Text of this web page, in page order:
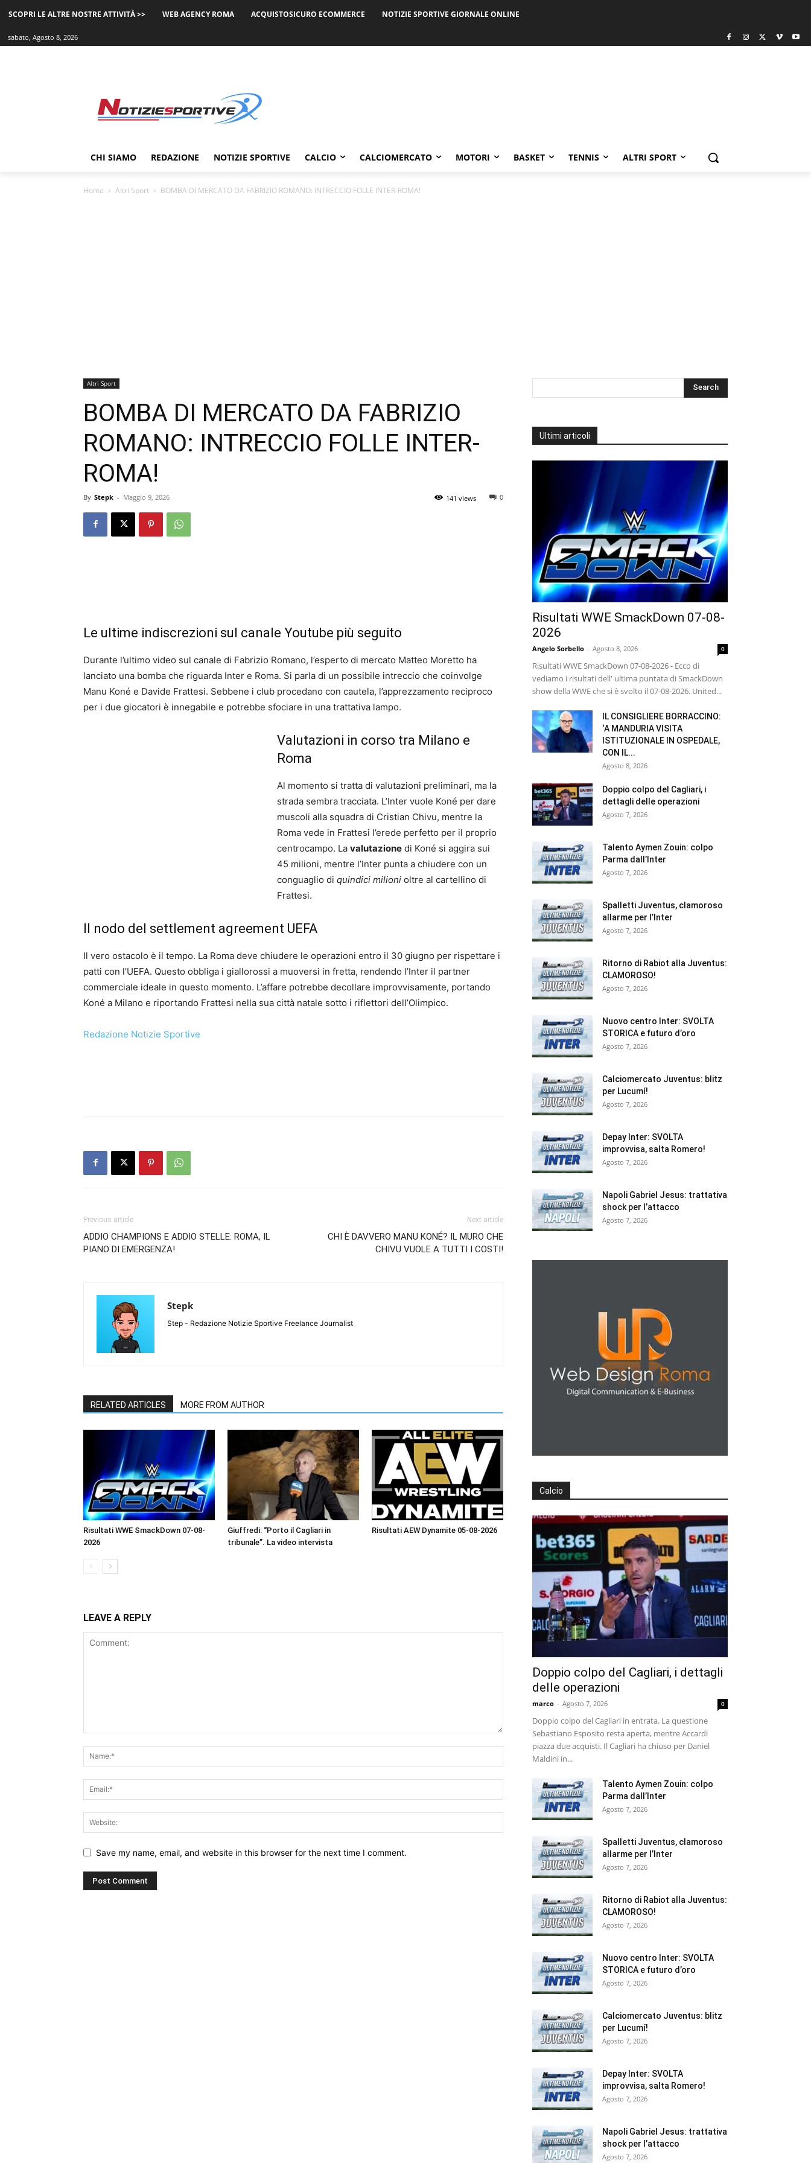
SCOPRI LE ALTRE NOSTRE ATTIVITÀ >> WEB AGENCY ROMA ACQUISTOSICURO ECOMMERCE NOTIZIE SPORTIVE GIORNALE ONLINE
sabato, Agosto 8, 2026
CHI SIAMO REDAZIONE NOTIZIE SPORTIVE CALCIO CALCIOMERCATO MOTORI BASKET TENNIS ALTRI SPORT
Home Altri Sport BOMBA DI MERCATO DA FABRIZIO ROMANO: INTRECCIO FOLLE INTER-ROMA!
Altri Sport
BOMBA DI MERCATO DA FABRIZIO
ROMANO: INTRECCIO FOLLE INTER-
ROMA!
By Stepk - Maggio 9, 2026 0
141 views
Le ultime indiscrezioni sul canale Youtube più seguito
Durante l’ultimo video sul canale di Fabrizio Romano, l’esperto di mercato Matteo Moretto ha
lanciato una bomba che riguarda Inter e Roma. Si parla di un possibile intreccio che coinvolge
Manu Koné e Davide Frattesi. Sebbene i club procedano con cautela, l’apprezzamento reciproco
per i due giocatori è innegabile e potrebbe sfociare in una trattativa lampo.
Valutazioni in corso tra Milano e
Roma
Al momento si tratta di valutazioni preliminari, ma la
strada sembra tracciata. L’Inter vuole Koné per dare
muscoli alla squadra di Cristian Chivu, mentre la
Roma vede in Frattesi l’erede perfetto per il proprio
centrocampo. La valutazione di Koné si aggira sui
45 milioni, mentre l’Inter punta a chiudere con un
conguaglio di quindici milioni oltre al cartellino di
Frattesi.
Il nodo del settlement agreement UEFA
Il vero ostacolo è il tempo. La Roma deve chiudere le operazioni entro il 30 giugno per rispettare i
patti con l’UEFA. Questo obbliga i giallorossi a muoversi in fretta, rendendo l’Inter il partner
commerciale ideale in questo momento. L’affare potrebbe decollare improvvisamente, portando
Koné a Milano e riportando Frattesi nella sua città natale sotto i riflettori dell’Olimpico.
Redazione Notizie Sportive
Previous article
ADDIO CHAMPIONS E ADDIO STELLE: ROMA, IL
PIANO DI EMERGENZA!
Next article
CHI È DAVVERO MANU KONÉ? IL MURO CHE
CHIVU VUOLE A TUTTI I COSTI!
Stepk
Step - Redazione Notizie Sportive Freelance Journalist
RELATED ARTICLES MORE FROM AUTHOR
Risultati WWE SmackDown 07-08-
2026
Giuffredi: “Porto il Cagliari in
tribunale”. La video intervista
Risultati AEW Dynamite 05-08-2026
LEAVE A REPLY
Save my name, email, and website in this browser for the next time I comment.
Ultimi articoli
Risultati WWE SmackDown 07-08-
2026
Angelo Sorbello - Agosto 8, 2026 0
Risultati WWE SmackDown 07-08-2026 - Ecco di
vediamo i risultati dell' ultima puntata di SmackDown
show della WWE che si è svolto il 07-08-2026. United...
IL CONSIGLIERE BORRACCINO:
‘A MANDURIA VISITA
ISTITUZIONALE IN OSPEDALE,
CON IL...
Agosto 8, 2026
Doppio colpo del Cagliari, i
dettagli delle operazioni
Agosto 7, 2026
Talento Aymen Zouin: colpo
Parma dall’Inter
Agosto 7, 2026
Spalletti Juventus, clamoroso
allarme per l’Inter
Agosto 7, 2026
Ritorno di Rabiot alla Juventus:
CLAMOROSO!
Agosto 7, 2026
Nuovo centro Inter: SVOLTA
STORICA e futuro d’oro
Agosto 7, 2026
Calciomercato Juventus: blitz
per Lucumí!
Agosto 7, 2026
Depay Inter: SVOLTA
improvvisa, salta Romero!
Agosto 7, 2026
Napoli Gabriel Jesus: trattativa
shock per l’attacco
Agosto 7, 2026
Calcio
Doppio colpo del Cagliari, i dettagli
delle operazioni
marco - Agosto 7, 2026 0
Doppio colpo del Cagliari in entrata. La questione
Sebastiano Esposito resta aperta, mentre Accardi
piazza due acquisti. Il Cagliari ha chiuso per Daniel
Maldini in...
Talento Aymen Zouin: colpo
Parma dall’Inter
Agosto 7, 2026
Spalletti Juventus, clamoroso
allarme per l’Inter
Agosto 7, 2026
Ritorno di Rabiot alla Juventus:
CLAMOROSO!
Agosto 7, 2026
Nuovo centro Inter: SVOLTA
STORICA e futuro d’oro
Agosto 7, 2026
Calciomercato Juventus: blitz
per Lucumí!
Agosto 7, 2026
Depay Inter: SVOLTA
improvvisa, salta Romero!
Agosto 7, 2026
Napoli Gabriel Jesus: trattativa
shock per l’attacco
Agosto 7, 2026